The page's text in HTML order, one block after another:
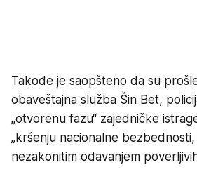
Takođe je saopšteno da su
obaveštajna služba Šin Bet,
„otvorenu fazu“ zajedničke
„kršenju nacionalne
nezakonitim odavanjem